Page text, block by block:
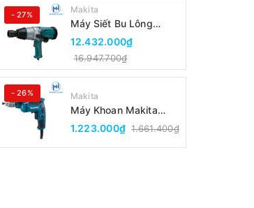
- 27% Makita
Máy Siết Bu Lông
Makita 6906
12.432.000₫
16.947.700₫
- 26% Makita
Máy Khoan Makita
DP2010(6.5MM)
1.223.000₫ 1.661.400₫